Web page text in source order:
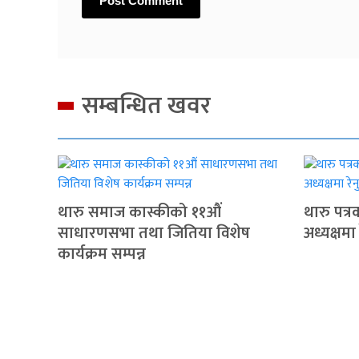
सम्बन्धित खवर
थारु समाज कास्कीको ११औं
साधारणसभा तथा जितिया विशेष
कार्यक्रम सम्पन्न
थारु